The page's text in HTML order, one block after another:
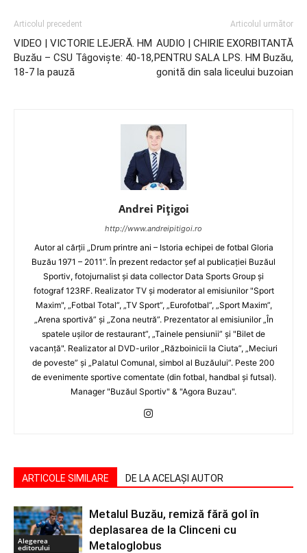
Articolul precedent
VIDEO | VICTORIE LEJERĂ. HM
Buzău – CSU Tâgovişte: 40-18,
18-7 la pauză
Articolul următor
AUDIO | CHIRIE EXORBITANTĂ
PENTRU SALA LPS. HM Buzău,
gonită din sala liceului buzoian
Andrei Pițigoi
http://www.andreipitigoi.ro
Autor al cărţii „Drum printre ani – Istoria echipei de fotbal Gloria
Buzău 1971 – 2011”. În prezent redactor şef al publicaţiei Buzăul
Sportiv, fotojurnalist şi data collector Data Sports Group şi
fotograf 123RF. Realizator TV şi moderator al emisiunilor "Sport
Maxim", „Fotbal Total”, „TV Sport”, „Eurofotbal”, „Sport Maxim”,
„Arena sportivă” şi „Zona neutră”. Prezentator al emisiunilor „În
spatele uşilor de restaurant”, „Tainele pensiunii” şi "Bilet de
vacanţă". Realizator al DVD-urilor „Războinicii la Ciuta”, „Meciuri
de poveste” şi „Palatul Comunal, simbol al Buzăului”. Peste 200
de evenimente sportive comentate (din fotbal, handbal şi futsal).
Manager "Buzăul Sportiv" & "Agora Buzau".
ARTICOLE SIMILARE DE LA ACELAȘI AUTOR
Alegerea
editorului
Metalul Buzău, remiză fără gol în
deplasarea de la Clinceni cu
Metaloglobus